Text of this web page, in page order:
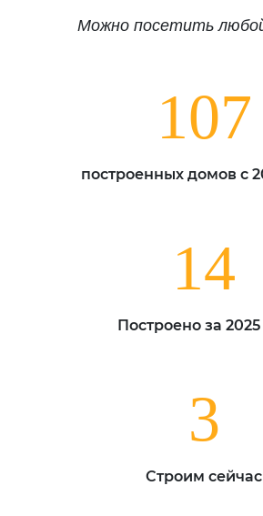
Можно посетить
107
построенных домов с
14
Построено за 2025
3
Строим сейчас